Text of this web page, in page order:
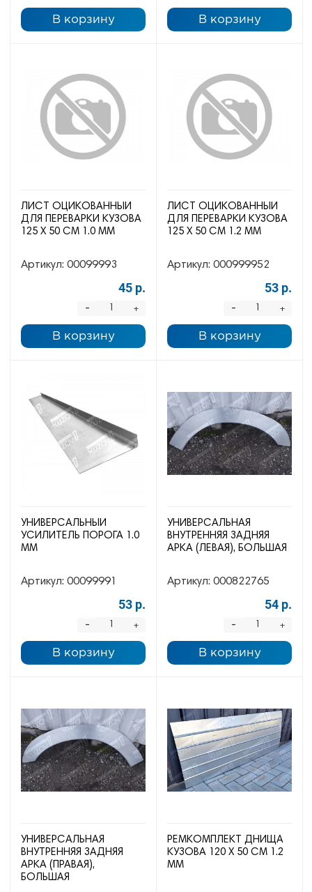
В корзину В корзину
ЛИСТ ОЦИКОВАННЫЙ
ДЛЯ ПЕРЕВАРКИ КУЗОВА
125 Х 50 СМ 1.0 ММ
Артикул: 00099993
45 р.
+
-
В корзину
ЛИСТ ОЦИКОВАННЫЙ
ДЛЯ ПЕРЕВАРКИ КУЗОВА
125 Х 50 СМ 1.2 ММ
Артикул: 000999952
53 р.
+
-
В корзину
УНИВЕРСАЛЬНЫЙ
УСИЛИТЕЛЬ ПОРОГА 1.0
ММ
Артикул: 00099991
53 р.
+
-
В корзину
УНИВЕРСАЛЬНАЯ
ВНУТРЕННЯЯ ЗАДНЯЯ
АРКА (ЛЕВАЯ), БОЛЬШАЯ
Артикул: 000822765
54 р.
+
-
В корзину
УНИВЕРСАЛЬНАЯ
ВНУТРЕННЯЯ ЗАДНЯЯ
АРКА (ПРАВАЯ),
БОЛЬШАЯ
РЕМКОМПЛЕКТ ДНИЩА
КУЗОВА 120 Х 50 СМ 1.2
ММ